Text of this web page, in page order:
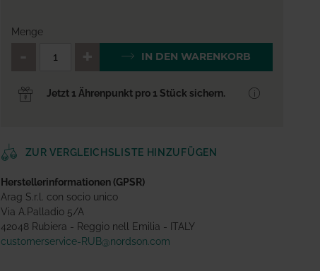
Menge
QTY_CONTROL_DECREASE
IN DEN WARENKORB
Jetzt 1 Ährenpunkt pro 1 Stück sichern.
ZUR VERGLEICHSLISTE HINZUFÜGEN
Herstellerinformationen (GPSR)
Arag S.r.l. con socio unico
Via A.Palladio 5/A
42048 Rubiera - Reggio nell Emilia - ITALY
customerservice-RUB@nordson.com